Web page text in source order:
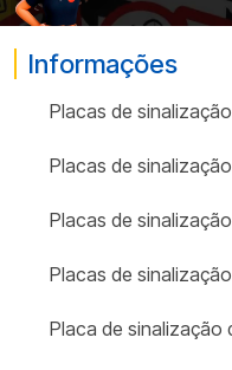
Informações
Placas de
Placas de
Placas de
Placas de
Placa de sinalização